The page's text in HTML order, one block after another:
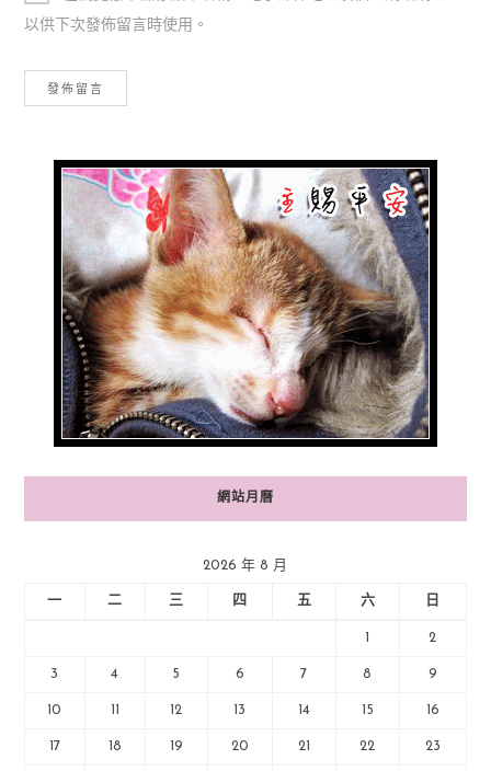
以供下次發佈留言時使用。
網站月曆
2026 年 8 月
一 二 三 四 五 六 日
1 2
3 4 5 6 7 8 9
10 11 12 13 14 15 16
17 18 19 20 21 22 23